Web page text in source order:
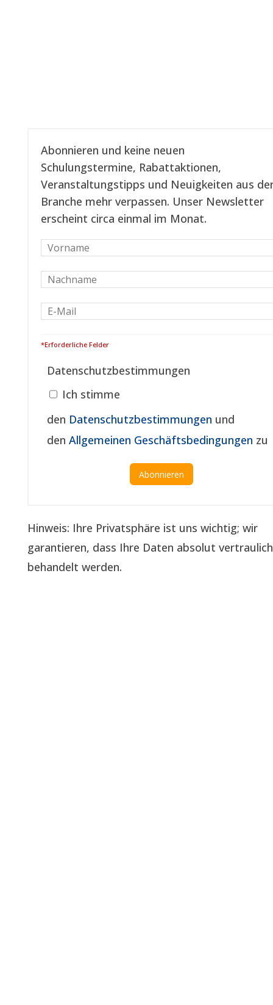
Abonnieren und keine neuen
Schulungstermine, Rabattaktionen,
Veranstaltungstipps und Neuigkeiten aus
Branche mehr verpassen. Unser Newsletter
erscheint circa einmal im Monat.
*Erforderliche Felder
Datenschutzbestimmungen
Ich stimme
den Datenschutzbestimmungen und
den Allgemeinen Geschäftsbedingungen zu
Hinweis: Ihre Privatsphäre ist uns wichtig; wir
garantieren, dass Ihre Daten absolut vertraulich
behandelt werden.